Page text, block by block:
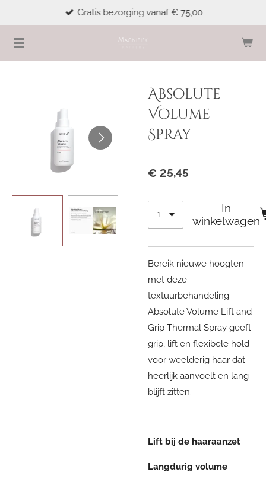
naar
de
Gratis bezorging vanaf € 75,00
Absolute
Volume
Spray
€ 25,45
In
winkelwagen
Bereik nieuwe hoogten
met deze
textuurbehandeling.
Absolute Volume Lift and
Grip Thermal Spray geeft
grip, lift en flexibele hold
voor weelderig haar dat
heerlijk aanvoelt en lang
blijft zitten.
Lift bij de haaraanzet
Langdurig volume